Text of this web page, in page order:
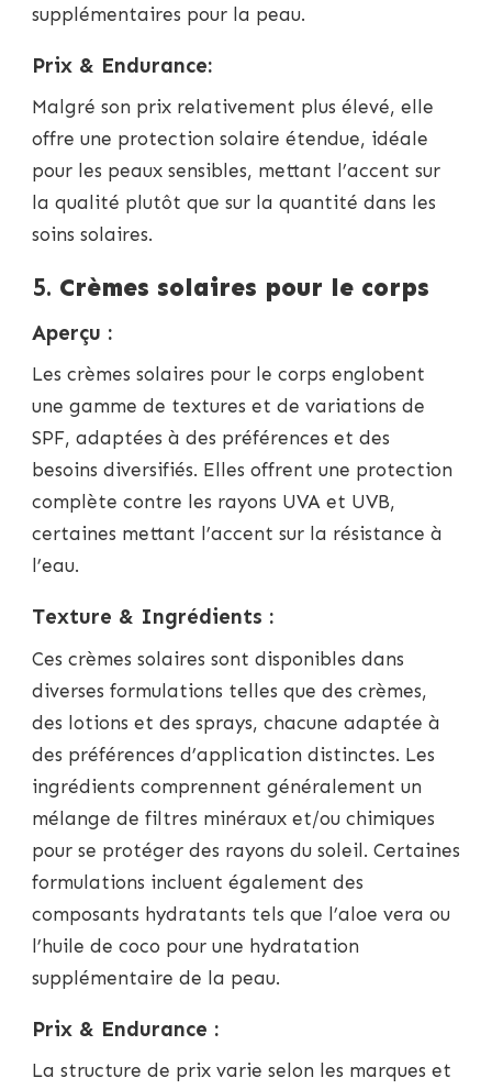
supplémentaires pour la peau.
Prix & Endurance:
Malgré son prix relativement plus élevé, elle
offre une protection solaire étendue, idéale
pour les peaux sensibles, mettant l’accent sur
la qualité plutôt que sur la quantité dans les
soins solaires.
5. Crèmes solaires pour le corps
Aperçu :
Les crèmes solaires pour le corps englobent
une gamme de textures et de variations de
SPF, adaptées à des préférences et des
besoins diversifiés. Elles offrent une protection
complète contre les rayons UVA et UVB,
certaines mettant l’accent sur la résistance à
l’eau.
Texture & Ingrédients :
Ces crèmes solaires sont disponibles dans
diverses formulations telles que des crèmes,
des lotions et des sprays, chacune adaptée à
des préférences d’application distinctes. Les
ingrédients comprennent généralement un
mélange de filtres minéraux et/ou chimiques
pour se protéger des rayons du soleil. Certaines
formulations incluent également des
composants hydratants tels que l’aloe vera ou
l’huile de coco pour une hydratation
supplémentaire de la peau.
Prix & Endurance :
La structure de prix varie selon les marques et